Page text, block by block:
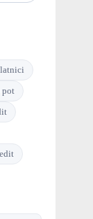
pot